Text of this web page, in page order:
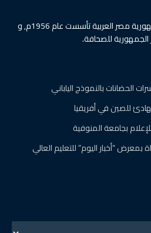
هي أول جريدة مسائية في جمهورية مصر العربية تأسست عام 1956م, و
للصحافة.
الحضانات بالنموذج الياباني
للصين في أفريقيا
بجامعة المنوفية
بمعرض “أخبار اليوم” للتعليم العالي